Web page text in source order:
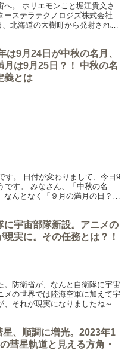
。 ホリエモンこと堀江貴文さ
ーステラテクノロジズ株式会社
北海道の大樹町から発射されま
は9月24日が中秋の名月、
月は9月25日？！ 中秋の名
義とは
す。 日付が変わりまして、今日9
です。 みなさん、「中秋の名
んとなく「９月の満月の日？」
に宇宙部隊新設。アニメの
現実に。その任務とは？！
。防衛省が、なんと自衛隊に宇宙
メの世界では陸海空軍に加えて宇
それが現実になりましたね～！
星、順調に増光。2023年1
彗星軌道と見える方角・